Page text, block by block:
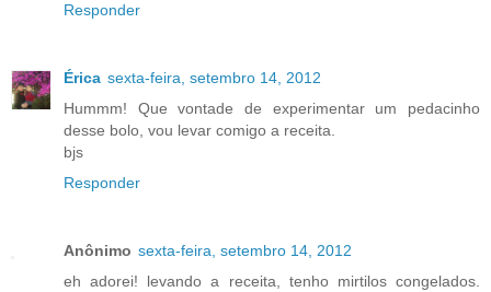
Responder
Érica sexta-feira, setembro 14, 2012
Hummm! Que vontade de experimentar um pedacinho
desse bolo, vou levar comigo a receita.
bjs
Responder
Anônimo sexta-feira, setembro 14, 2012
eh adorei! levando a receita, tenho mirtilos congelados.